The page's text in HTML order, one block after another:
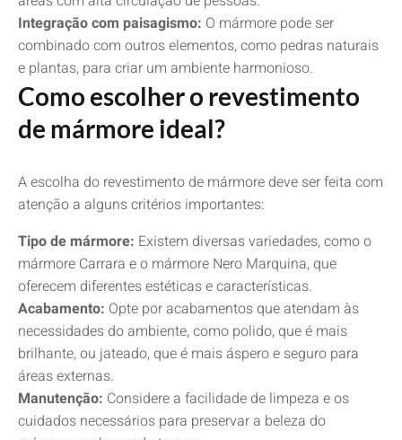
Integração com paisagismo: O mármore pode ser
combinado com outros elementos, como pedras naturais
e plantas, para criar um ambiente harmonioso.
Como escolher o revestimento
de mármore ideal?
A escolha do revestimento de mármore deve ser feita com
atenção a alguns critérios importantes:
Tipo de mármore: Existem diversas variedades, como o
mármore Carrara e o mármore Nero Marquina, que
oferecem diferentes estéticas e características.
Acabamento: Opte por acabamentos que atendam às
necessidades do ambiente, como polido, que é mais
brilhante, ou jateado, que é mais áspero e seguro para
áreas externas.
Manutenção: Considere a facilidade de limpeza e os
cuidados necessários para preservar a beleza do